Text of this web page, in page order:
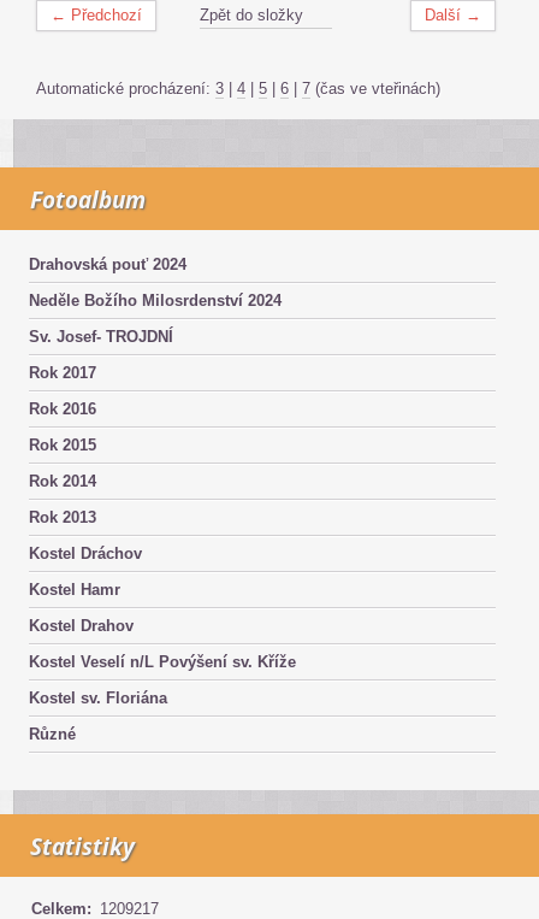
← Předchozí Další →
Zpět do složky
Automatické procházení: 3 4 5 6 7 (čas ve vteřinách)
Fotoalbum
Drahovská pouť 2024
Neděle Božího Milosrdenství 2024
Sv. Josef- TROJDNÍ
Rok 2017
Rok 2016
Rok 2015
Rok 2014
Rok 2013
Kostel Dráchov
Kostel Hamr
Kostel Drahov
Kostel Veselí n/L Povýšení sv. Kříže
Kostel sv. Floriána
Různé
Statistiky
Celkem: 1209217